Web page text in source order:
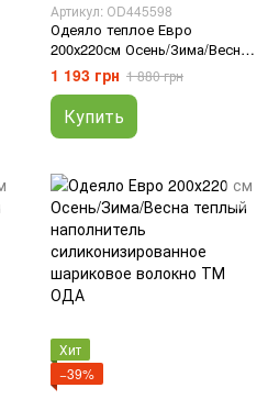
Артикул: ОD445598
Одеяло теплое Евро
200х220см Осень/Зима/Весна
наполнитель
силиконизированное
шариковое волокно ТМ ОДА
1 193 грн 1 880 грн
Купить
Хит
−39%